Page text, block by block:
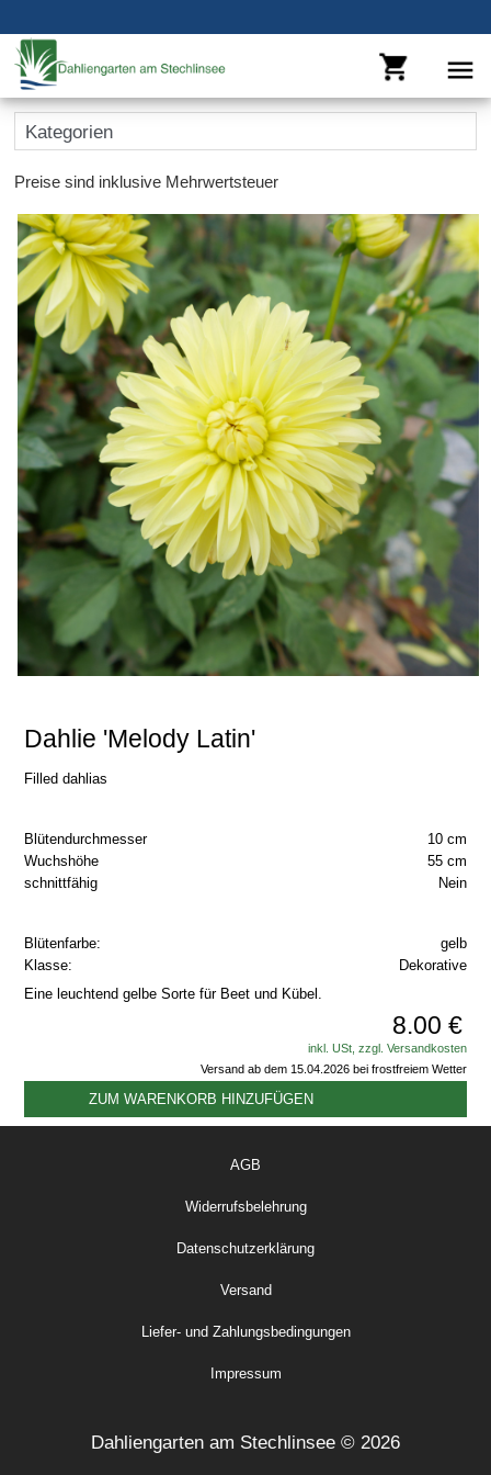
Kategorien
Preise sind inklusive Mehrwertsteuer
Dahlie 'Melody Latin'
Filled dahlias
Blütendurchmesser
10 cm
Wuchshöhe
55 cm
schnittfähig
Nein
Blütenfarbe:
gelb
Klasse:
Dekorative
Eine leuchtend gelbe Sorte für Beet und Kübel.
8.00 €
inkl. USt, zzgl. Versandkosten
Versand ab dem 15.04.2026 bei frostfreiem Wetter
ZUM WARENKORB HINZUFÜGEN
AGB
Widerrufsbelehrung
Datenschutzerklärung
Versand
Liefer- und Zahlungsbedingungen
Impressum
Dahliengarten am Stechlinsee © 2026
PFLEGEHINWEISE
LINKS
KONTAKT